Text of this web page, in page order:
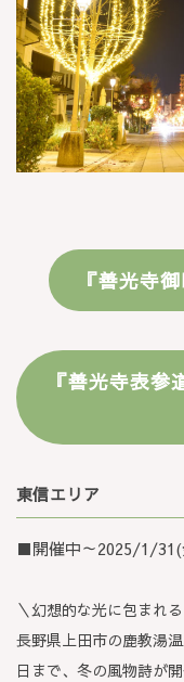
『善光寺
『善光寺表参
東信エリア
■開催中～2025/1/31(
＼幻想的な光に包まれ
長野県上田市の鹿教湯
日まで、冬の風物詩が